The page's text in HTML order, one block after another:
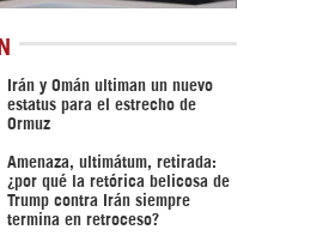
Irán y Omán ultiman un nuevo
estatus para el estrecho de
Ormuz
Amenaza, ultimátum, retirada:
¿por qué la retórica belicosa de
Trump contra Irán siempre
termina en retroceso?